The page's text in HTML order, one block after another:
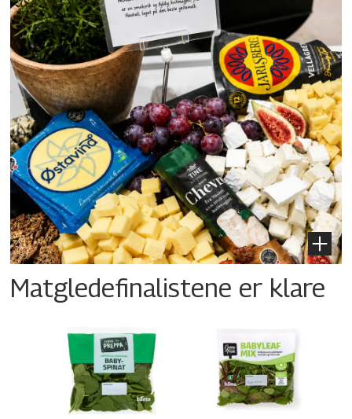
Matgledefinalistene er klare